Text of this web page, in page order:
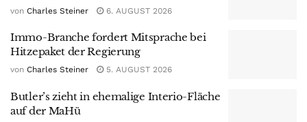
von Charles Steiner 6. AUGUST 2026
Immo-Branche fordert Mitsprache bei
Hitzepaket der Regierung
von Charles Steiner 5. AUGUST 2026
Butler’s zieht in ehemalige Interio-Fläche
auf der MaHü